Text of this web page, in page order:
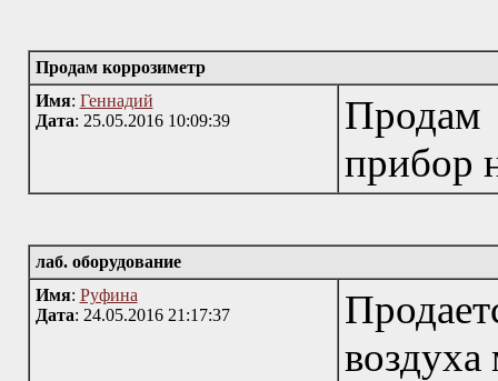
Продам коррозиметр
Имя: Геннадий
Дата: 25.05.2016 10:09:39
прибор
лаб. оборудование
Имя: Руфина
Дата: 24.05.2016 21:17:37
воздуха